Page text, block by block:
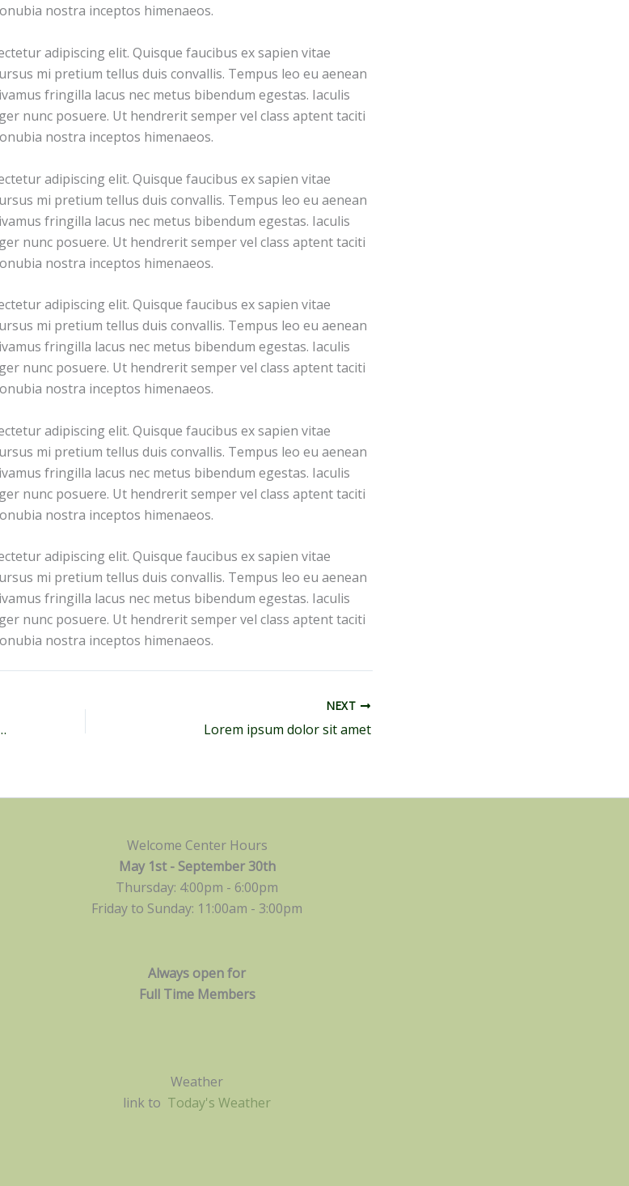
nostra inceptos himenaeos.
adipiscing elit. Quisque faucibus ex sapien vitae
mi pretium tellus duis convallis. Tempus leo eu aenean
fringilla lacus nec metus bibendum egestas. Iaculis
nunc posuere. Ut hendrerit semper vel class aptent taciti
nostra inceptos himenaeos.
adipiscing elit. Quisque faucibus ex sapien vitae
mi pretium tellus duis convallis. Tempus leo eu aenean
fringilla lacus nec metus bibendum egestas. Iaculis
nunc posuere. Ut hendrerit semper vel class aptent taciti
nostra inceptos himenaeos.
adipiscing elit. Quisque faucibus ex sapien vitae
mi pretium tellus duis convallis. Tempus leo eu aenean
fringilla lacus nec metus bibendum egestas. Iaculis
nunc posuere. Ut hendrerit semper vel class aptent taciti
nostra inceptos himenaeos.
adipiscing elit. Quisque faucibus ex sapien vitae
mi pretium tellus duis convallis. Tempus leo eu aenean
fringilla lacus nec metus bibendum egestas. Iaculis
nunc posuere. Ut hendrerit semper vel class aptent taciti
nostra inceptos himenaeos.
adipiscing elit. Quisque faucibus ex sapien vitae
mi pretium tellus duis convallis. Tempus leo eu aenean
fringilla lacus nec metus bibendum egestas. Iaculis
nunc posuere. Ut hendrerit semper vel class aptent taciti
nostra inceptos himenaeos.
Minutes
NEXT
Lorem ipsum dolor sit amet
Welcome Center Hours
May 1st - September 30th
Thursday: 4:00pm - 6:00pm
Friday to Sunday: 11:00am - 3:00pm
Always open for
Full Time Members
Weather
link to Today's Weather